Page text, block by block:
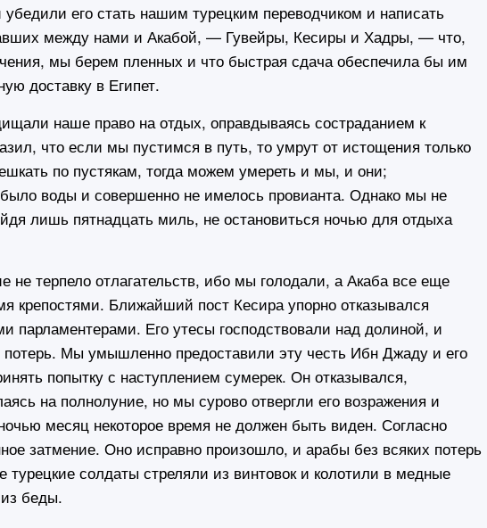
его стать нашим турецким переводчиком и написать
между нами и Акабой, — Гувейры, Кесиры и Хадры, — что,
мы берем пленных и что быстрая сдача обеспечила бы им
доставку в Египет.
наше право на отдых, оправдываясь состраданием к
что если мы пустимся в путь, то умрут от истощения только
по пустякам, тогда можем умереть и мы, и они;
воды и совершенно не имелось провианта. Однако мы не
лишь пятнадцать миль, не остановиться ночью для отдыха
терпело отлагательств, ибо мы голодали, а Акаба все еще
крепостями. Ближайший пост Кесира упорно отказывался
парламентерами. Его утесы господствовали над долиной, и
потерь. Мы умышленно предоставили эту честь Ибн Джаду и его
попытку с наступлением сумерек. Он отказывался,
на полнолуние, но мы сурово отвергли его возражения и
месяц некоторое время не должен быть виден. Согласно
затмение. Оно исправно произошло, и арабы без всяких потерь
турецкие солдаты стреляли из винтовок и колотили в медные
беды.